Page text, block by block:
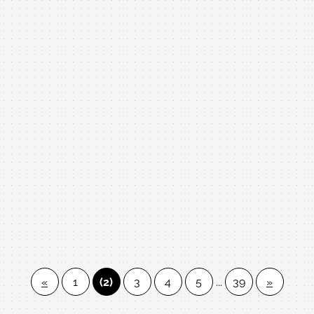
撞?是否大修?
廉售U3 只要52000 台灣山葉 T17xxxx號 YAMAHA U3 二手鋼琴
品牌:YAMAHA
型號:台灣山葉 U3 二手鋼琴 52000元 超便宜
製號:T17XXXX由專業外銷美國、東南亞、大陸的鋼琴整修工
廠出品，內外已清潔、整理、耗材更新、整調、整音，外觀
拋光，就是便宜，俗又大碗，歡迎比較比價!!音色影音檔和照
片如下，歡迎參閱:
附贈:調音一次、中古升降琴椅、除濕棒、耐重珠碗、拭琴
« 1 (2) 3 4 5 ... 39 »